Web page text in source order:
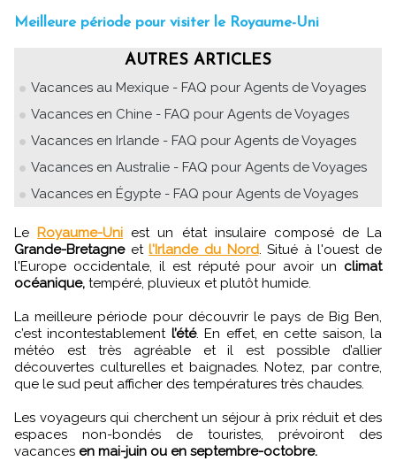
Meilleure période pour visiter le Royaume-Uni
AUTRES ARTICLES
Vacances au Mexique - FAQ pour Agents de Voyages
Vacances en Chine - FAQ pour Agents de Voyages
Vacances en Irlande - FAQ pour Agents de Voyages
Vacances en Australie - FAQ pour Agents de Voyages
Vacances en Égypte - FAQ pour Agents de Voyages
Le Royaume-Uni est un état insulaire composé de La
Grande-Bretagne etl'Irlande du Nord. Situé à l'ouest de
l'Europe occidentale, il est réputé pour avoir un climat
océanique, tempéré, pluvieux et plutôt humide.
La meilleure période pour découvrir le pays de Big Ben,
c’est incontestablement l’été. En effet, en cette saison, la
météo est très agréable et il est possible d’allier
découvertes culturelles et baignades. Notez, par contre,
que le sud peut afficher des températures très chaudes.
Les voyageurs qui cherchent un séjour à prix réduit et des
espaces non-bondés de touristes, prévoiront des
vacances en mai-juin ou en septembre-octobre.